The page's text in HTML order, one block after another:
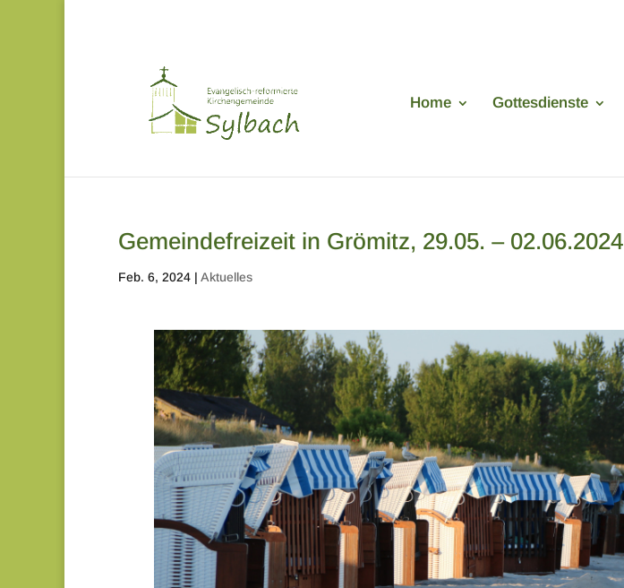
Home Gottesdienste
Gemeindefreizeit in Grömitz, 29.05. – 02.06.2024
Feb. 6, 2024 | Aktuelles